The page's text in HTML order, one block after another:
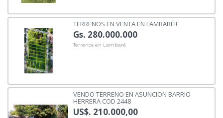
TERRENOS EN VENTA EN LAMBARÉ!!
Gs. 280.000.000
Terrenos en Lambaré
VENDO TERRENO EN ASUNCION BARRIO
HERRERA COD 2448
US$. 210.000,00